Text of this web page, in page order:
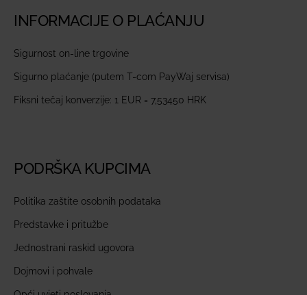
INFORMACIJE O PLAĆANJU
Sigurnost on-line trgovine
Sigurno plaćanje (putem T-com PayWaj servisa)
Fiksni tečaj konverzije: 1 EUR = 7,53450 HRK
PODRŠKA KUPCIMA
Politika zaštite osobnih podataka
Predstavke i pritužbe
Jednostrani raskid ugovora
Dojmovi i pohvale